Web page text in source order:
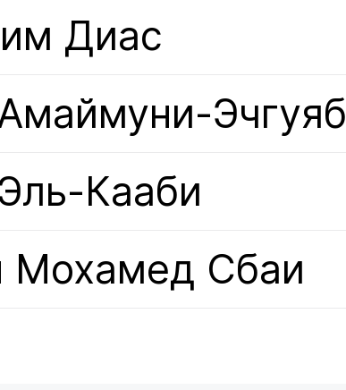
Диас
Эчгуяб
Кааби
Мохамед Сбаи